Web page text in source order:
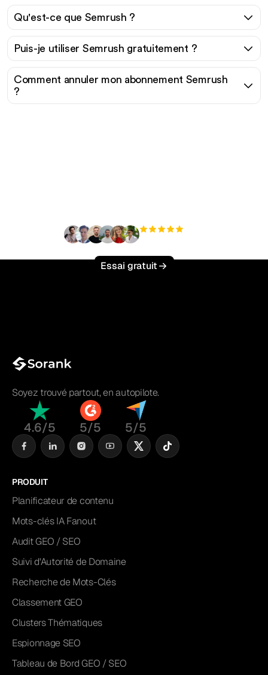
Qu'est-ce que Semrush ?
Puis-je utiliser Semrush gratuitement ?
Comment annuler mon abonnement Semrush
?
Essai gratuit
Soyez trouvé partout, en autopilote.
4.6/5 5/5 5/5
PRODUIT
Planificateur de contenu
Mots-clés IA Fanout
Audit GEO / SEO
Suivi d'Autorité de Domaine
Recherche de Mots-Clés
Classement GEO
Clusters Thématiques
Espionnage SEO
Tableau de Bord GEO / SEO